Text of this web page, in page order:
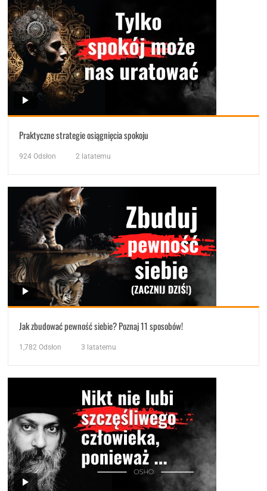
Praktyczne strategie osiągnięcia spokoju
924 Odsłon 2 latatemu
Jak zbudować pewność siebie? Poznaj 11 sposobów!
1,782 Odsłon 3 latatemu